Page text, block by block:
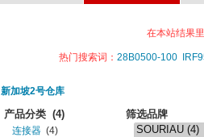
在本站结果
热门搜索词： 28B0500-100
新加坡2号仓库
产品分类 (4)
连接器 (4)
筛选品牌